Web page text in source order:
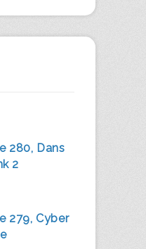
280, Dans
2
279, Cyber